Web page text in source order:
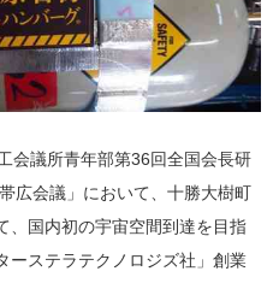
会議所青年部第36回全国会長研
広会議」において、十勝大樹町
、国内初の宇宙空間到達を目指
ーステラテクノロジズ社」創業